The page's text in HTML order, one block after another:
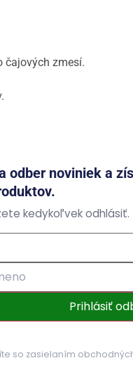
čajových zmesí.
odber noviniek a
kedykoľvek odhlásiť.
Prihlásiť
so zasielaním